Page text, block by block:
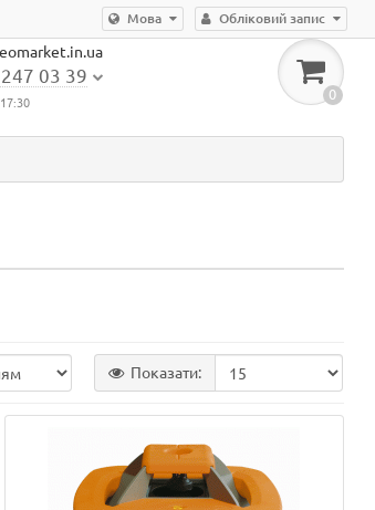
Обліковий запис
Мова
03 39
0
Показати: